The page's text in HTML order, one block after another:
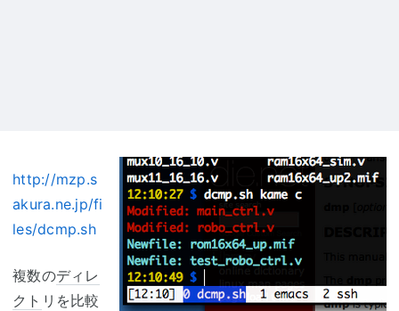
http://mzp.s
akura.ne.jp/fi
les/dcmp.sh
複数のディレ
クト リを比較